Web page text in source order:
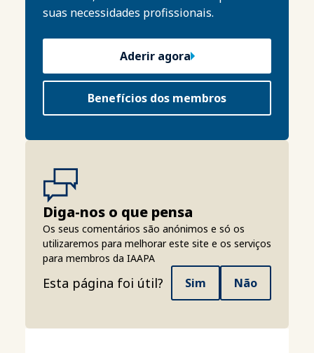
suas necessidades profissionais.
Aderir agora
Benefícios dos membros
Diga-nos o que pensa
Os seus comentários são anónimos e só os
utilizaremos para melhorar este site e os serviços
para membros da IAAPA
Esta página foi útil? Sim Não